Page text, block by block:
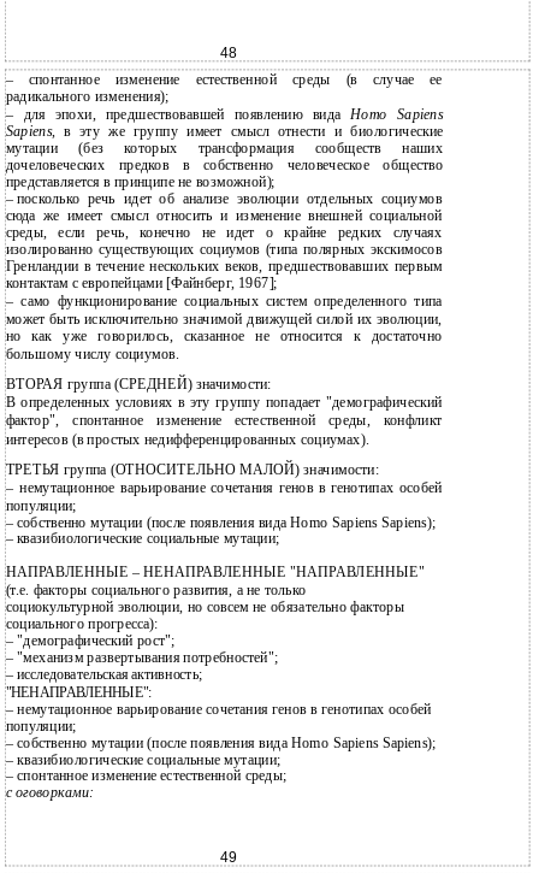
48
–
спонтанное изменение естественной среды (в случае ее
радикального изменения);
–
для эпохи, предшествовавшей появлению вида Homo Sapiens
Sapiens, в эту же группу имеет смысл отнести и биологические
мутации (без которых трансформация сообществ наших
дочеловеческих предков в собственно человеческое общество
представляется в принципе не возможной);
– посколько речь идет об анализе эволюции отдельных социумов
сюда же имеет смысл относить и изменение внешней социальной
среды, если речь, конечно не идет о крайне редких случаях
изолированно существующих социумов (типа полярных экскимосов
Гренландии в течение нескольких веков, предшествовавших первым
контактам с европейцами [Файнберг, 1967];
– само функционирование социальных систем определенного типа
может быть исключительно значимой движущей силой их эволюции,
но как уже говорилось, сказанное не относится к достаточно
большому числу социумов.
ВТОРАЯ группа (СРЕДНЕЙ) значимости:
В определенных условиях в эту группу попадает "демографический
фактор", спонтанное изменение естественной среды, конфликт
интересов (в простых недифференцированных социумах).
ТРЕТЬЯ группа (ОТНОСИТЕЛЬНО МАЛОЙ) значимости:
– немутационное варьирование сочетания генов в генотипах особей
популяции;
– собственно мутации (после появления вида Homo Sapiens Sapiens);
– квазибиологические социальные мутации;
НАПРАВЛЕННЫЕ – НЕНАПРАВЛЕННЫЕ "НАПРАВЛЕННЫЕ"
(т.е. факторы социального развития, а не только
социокультурной эволюции, но совсем не обязательно факторы
социального прогресса):
– "демографический рост";
– "механизм развертывания потребностей";
– исследовательская активность;
"НЕНАПРАВЛЕННЫЕ":
– немутационное варьирование сочетания генов в генотипах особей
популяции;
– собственно мутации (после появления вида Homo Sapiens Sapiens);
– квазибиологические социальные мутации;
– спонтанное изменение естественной среды;
с оговорками:
49